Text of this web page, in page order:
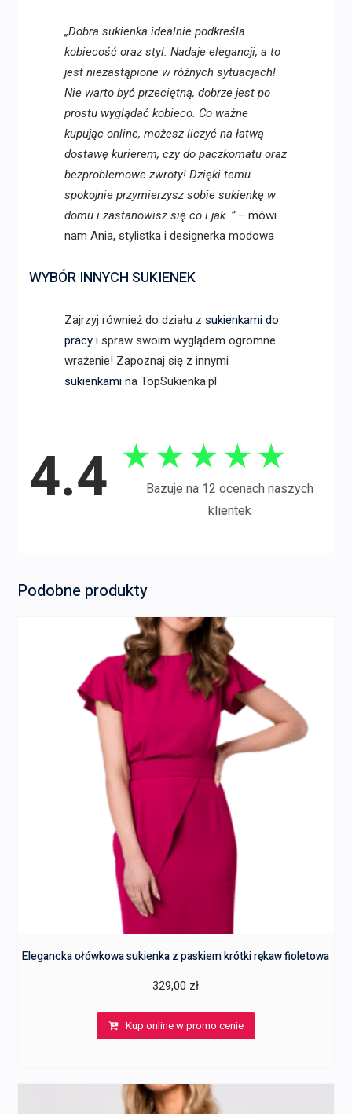
„Dobra sukienka idealnie podkreśla
kobiecość oraz styl. Nadaje elegancji, a to
jest niezastąpione w różnych sytuacjach!
Nie warto być przeciętną, dobrze jest po
prostu wyglądać kobieco. Co ważne
kupując online, możesz liczyć na łatwą
dostawę kurierem, czy do paczkomatu oraz
bezproblemowe zwroty! Dzięki temu
spokojnie przymierzysz sobie sukienkę w
domu i zastanowisz się co i jak..”– mówi
nam Ania, stylistka i designerka modowa
WYBÓR INNYCH SUKIENEK
Zajrzyj również do działu z sukienkami do
pracyi spraw swoim wyglądem ogromne
wrażenie! Zapoznaj się z innymi
sukienkamina TopSukienka.pl
4.4 ★ ★ ★ ★ ★
Bazuje na 12 ocenach naszych
klientek
Podobne produkty
Elegancka ołówkowa sukienka z paskiem krótki rękaw fioletowa
329,00 zł
Kup online w promo cenie